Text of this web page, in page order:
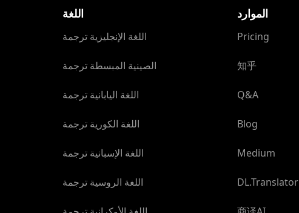
اللغة
اللغة الإنجليزية ترجمة
الصينية المبسطة ترجمة
اللغة اليابانية ترجمة
اللغة الكورية ترجمة
اللغة الإسبانية ترجمة
اللغة الروسية ترجمة
الموارد
Pricing
知乎
Q&A
Blog
Medium
DL.Translator